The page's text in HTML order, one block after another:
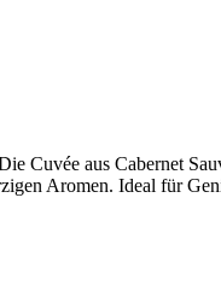
Cuvée aus Cabernet
Aromen. Ideal für